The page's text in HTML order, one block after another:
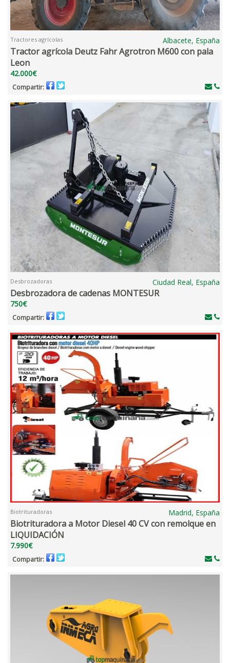
Tractores agrícolas Albacete, España
Tractor agrícola Deutz Fahr Agrotron M600 con pala
Leon
42.000€
Compartir:
Desbrozadoras Ciudad Real, España
Desbrozadora de cadenas MONTESUR
750€
Compartir:
Biotrituradoras Madrid, España
Biotrituradora a Motor Diesel 40 CV con remolque en
LIQUIDACIÓN
7.990€
Compartir: